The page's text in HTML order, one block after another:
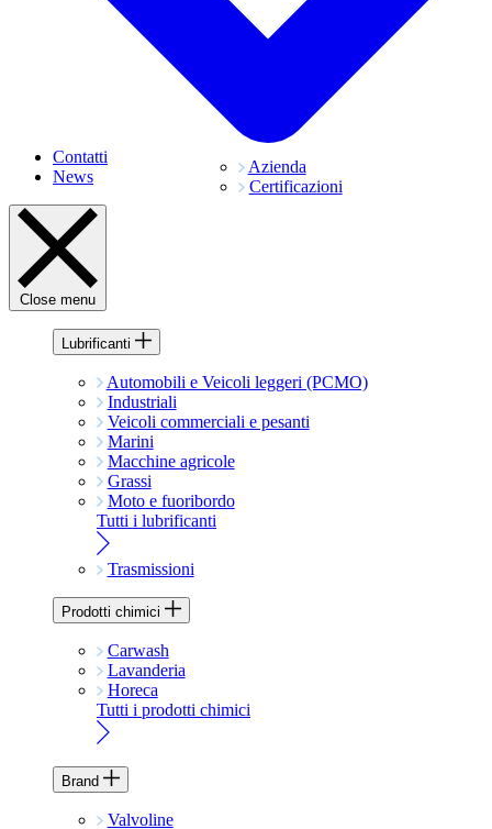
Azienda
Certificazioni
Contatti
News
Close menu
Lubrificanti
Automobili e Veicoli leggeri (PCMO)
Industriali
Veicoli commerciali e pesanti
Marini
Macchine agricole
Grassi
Moto e fuoribordo
Tutti i lubrificanti
Trasmissioni
Prodotti chimici
Carwash
Lavanderia
Horeca
Tutti i prodotti chimici
Brand
Valvoline